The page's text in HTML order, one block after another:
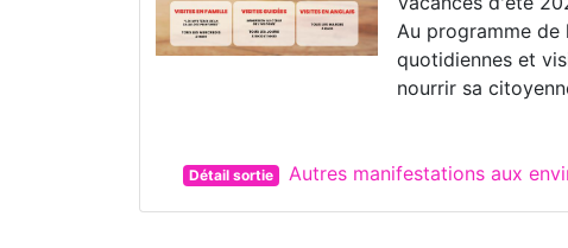
Au programme de
quotidiennes et
nourrir sa
Détail sortie Autres manifestations aux